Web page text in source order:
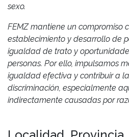
sexo.
FEMZ mantiene un compromiso
establecimiento y desarrollo de
igualdad de trato y
personas. Por ello, impulsamos
igualdad efectiva y contribuir a
discriminación, especialmente
indirectamente causadas por